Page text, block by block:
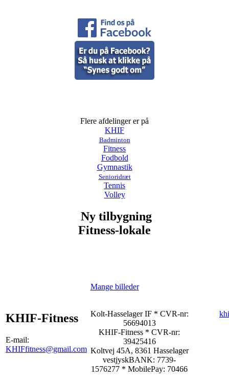
Flere afdelinger er på
KHIF
Badminton
Fitness
Fodbold
Gymnastik
Senioridræt
Tennis
Volley
Ny tilbygning
Fitness-lokale
Mange billeder
KHIF-Fitness
E-mail:
KHIFfitness@gmail.com
Kolt-Hasselager IF * CVR-nr:
56694013
KHIF-Fitness * CVR-nr:
39425416
Koltvej 45A, 8361 Hasselager
vestjyskBANK: 7739-
1576277 * MobilePay: 70466